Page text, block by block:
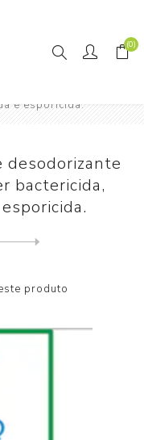
(0)
e esporicida.
desodorizante
bactericida,
produto